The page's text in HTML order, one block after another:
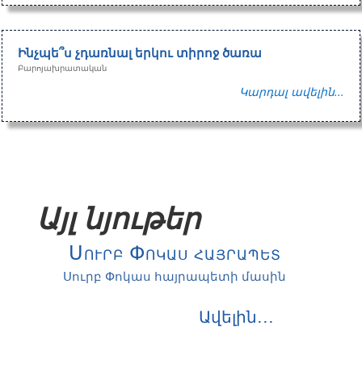
Ինչպե՞ս չդառնալ երկու տիրոջ ծառա
Բարոյախրատական
Կարդալ ավելին...
Այլ նյութեր
Սուրբ Փոկաս հայրապետ
Սուրբ Փոկաս հայրապետի մասին
Ավելին․․․